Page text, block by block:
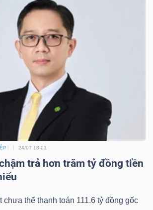
24/07 18:01
trả hơn trăm tỷ đồng tiền
chưa thể thanh toán 111.6 tỷ đồng gốc